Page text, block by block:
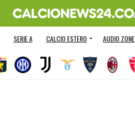
SERIE A CALCIO ESTERO AUDIO ZONE